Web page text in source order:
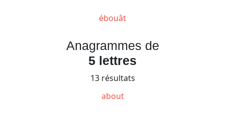
ébouât
Anagrammes de
5 lettres
13 résultats
about